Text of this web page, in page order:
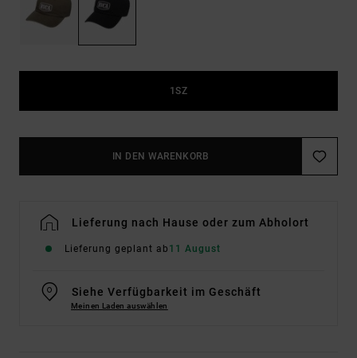
1SZ
IN DEN WARENKORB
Lieferung nach Hause oder zum Abholort
Lieferung geplant ab 11 August
Siehe Verfügbarkeit im Geschäft
Meinen Laden auswählen